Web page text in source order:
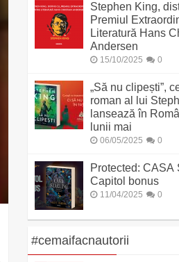
Stephen King,
Premiul
Literatură Hans
Andersen
15/10/2025 0
„Să nu clipești”,
roman al lui
lansează în
lunii mai
06/05/2025 0
Protected: CASA
Capitol bonus
11/04/2025 0
#cemaifacnautorii